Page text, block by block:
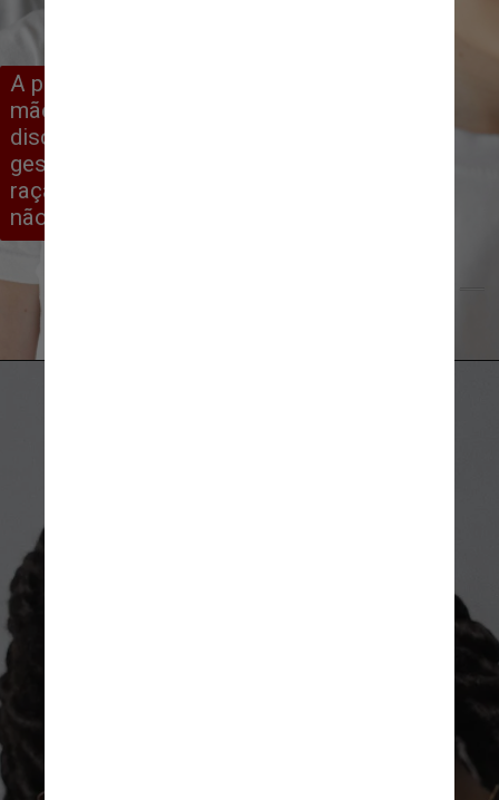
A pesquisa ainda aponta que 30% das
mães negras afirmam já terem sido
discriminadas por colegas ou
gestores no trabalho por causa de
raça, ou cor, sendo que entre mães
não negras o número chega a 8%